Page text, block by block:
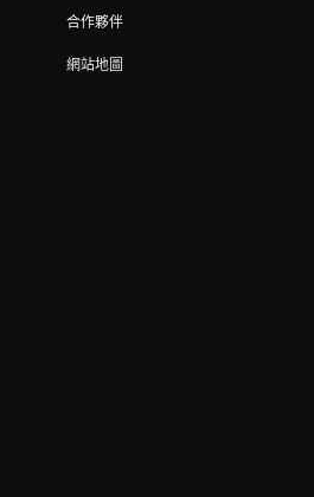
合作夥伴
網站地圖